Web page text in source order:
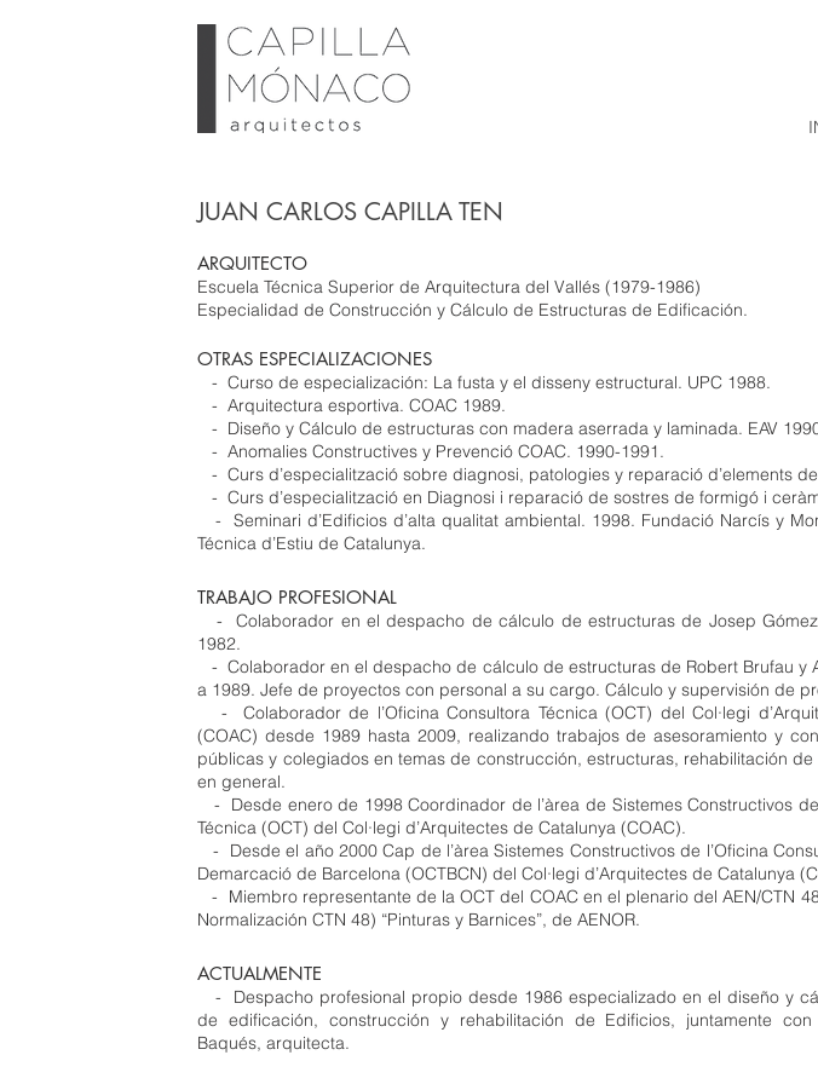
JUAN CARLOS CAPILLA TEN
ARQUITECTO
Escuela Técnica Superior de Arquitectura del Vallés (1979-1986)
Especialidad de Construcción y Cálculo de Estructuras de Edificación.
OTRAS ESPECIALIZACIONES
- Curso de especialización: La fusta y el disseny estructural. UPC 1988.
- Arquitectura esportiva. COAC 1989.
- Diseño y Cálculo de estructuras con madera aserrada y laminada. EAV
- Anomalies Constructives y Prevenció COAC. 1990-1991.
- Curs d’especialització sobre diagnosi, patologies y reparació d’elements de
- Curs d’especialització en Diagnosi i reparació de sostres de formigó i
- Seminari d’Edificios d’alta qualitat ambiental. 1998. Fundació Narcís y
Técnica d’Estiu de Catalunya.
TRABAJO PROFESIONAL
- Colaborador en el despacho de cálculo de estructuras de Josep
1982.
- Colaborador en el despacho de cálculo de estructuras de Robert Brufau y
a 1989. Jefe de proyectos con personal a su cargo. Cálculo y supervisión de
- Colaborador de l’Oficina Consultora Técnica (OCT) del Col·legi
(COAC) desde 1989 hasta 2009, realizando trabajos de asesoramiento y
públicas y colegiados en temas de construcción, estructuras, rehabilitación
en general.
- Desde enero de 1998 Coordinador de l’àrea de Sistemes Constructivos de
Técnica (OCT) del Col·legi d’Arquitectes de Catalunya (COAC).
- Desde el año 2000 Cap de l’àrea Sistemes Constructivos de l’Oficina
Demarcació de Barcelona (OCTBCN) del Col·legi d’Arquitectes de Catalunya
- Miembro representante de la OCT del COAC en el plenario del AEN/CTN
Normalización CTN 48) “Pinturas y Barnices”, de AENOR.
ACTUALMENTE
- Despacho profesional propio desde 1986 especializado en el diseño y
de edificación, construcción y rehabilitación de Edificios, juntamente
Baqués, arquitecta.